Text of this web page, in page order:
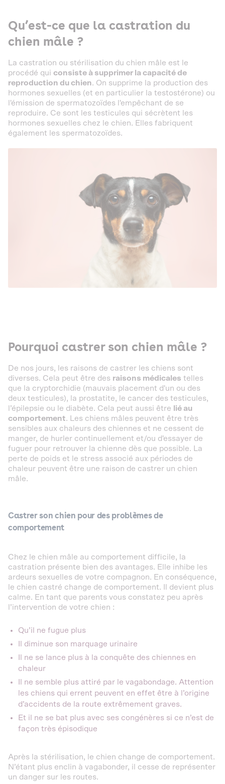
Qu’est-ce que la castration du
chien mâle ?
La castration ou stérilisation du chien mâle est le
procédé qui consiste à supprimer la capacité de
reproduction du chien. On supprime la production des
hormones sexuelles (et en particulier la testostérone) ou
l'émission de spermatozoïdes l'empêchant de se
reproduire. Ce sont les testicules qui sécrètent les
hormones sexuelles chez le chien. Elles fabriquent
également les spermatozoïdes.
Pourquoi castrer son chien mâle ?
De nos jours, les raisons de castrer les chiens sont
diverses. Cela peut être des raisons médicales telles
que la cryptorchidie (mauvais placement d'un ou des
deux testicules), la prostatite, le cancer des testicules,
l’épilepsie ou le diabète. Cela peut aussi être
lié au
comportement. Les chiens mâles peuvent être très
sensibles aux chaleurs des chiennes et ne cessent de
manger, de hurler continuellement et/ou d'essayer de
fuguer pour retrouver la chienne dès que possible. La
perte de poids et le stress associé aux périodes de
chaleur peuvent être une raison de castrer un chien
mâle.
Castrer son chien pour des problèmes de
comportement
Chez le chien mâle au comportement difficile, la
castration présente bien des avantages. Elle inhibe les
ardeurs sexuelles de votre compagnon. En conséquence,
le chien castré change de comportement. Il devient plus
calme. En tant que parents vous constatez peu après
l’intervention de votre chien :
Qu’il ne fugue plus
Il diminue son marquage urinaire
Il ne se lance plus à la conquête des chiennes en
chaleur
Il ne semble plus attiré par le vagabondage. Attention
les chiens qui errent peuvent en effet être à l’origine
d’accidents de la route extrêmement graves.
Et il ne se bat plus avec ses congénères si ce n’est de
façon très épisodique
Après la stérilisation, le chien change de comportement.
N’étant plus enclin à vagabonder, il cesse de représenter
un danger sur les routes.